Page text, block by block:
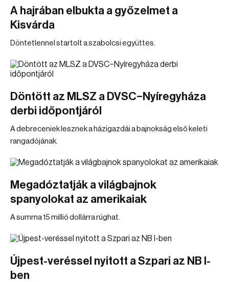
A hajrában elbukta a győzelmet a
Kisvárda
Döntetlennel startolt a szabolcsi együttes.
Döntött az MLSZ a DVSC–Nyíregyháza
derbi időpontjáról
A debreceniek lesznek a házigazdái a bajnokság első keleti
rangadójának.
Megadóztatják a világbajnok
spanyolokat az amerikaiak
A summa 15 millió dollárra rúghat.
Újpest-veréssel nyitott a Szpari az NB I-
ben